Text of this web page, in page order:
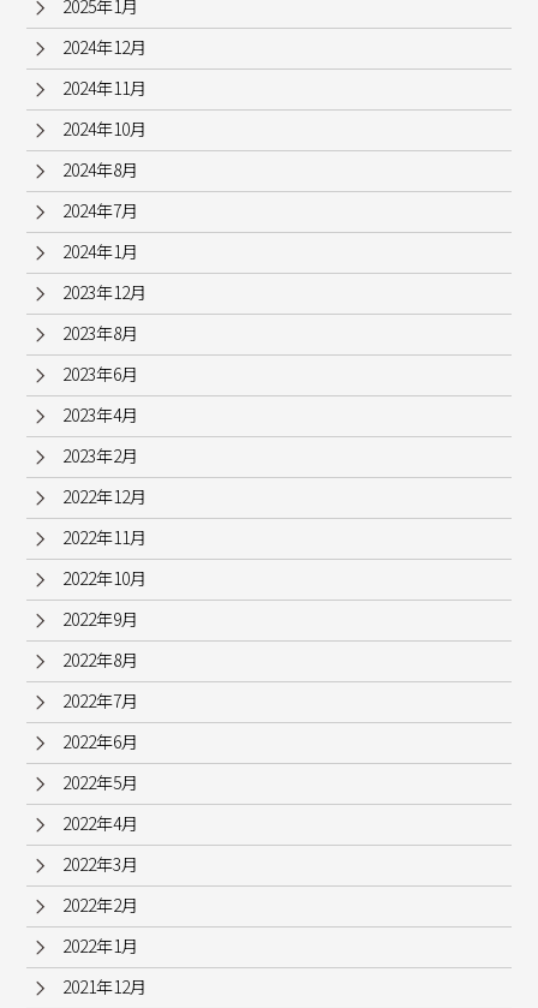
2025年1月
2024年12月
2024年11月
2024年10月
2024年8月
2024年7月
2024年1月
2023年12月
2023年8月
2023年6月
2023年4月
2023年2月
2022年12月
2022年11月
2022年10月
2022年9月
2022年8月
2022年7月
2022年6月
2022年5月
2022年4月
2022年3月
2022年2月
2022年1月
2021年12月